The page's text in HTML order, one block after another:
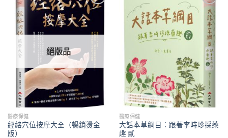
加入
望清
單」
絕版品
醫療保健
經絡穴位按摩大全（暢銷燙金
版）
加入
「願
望清
單」
醫療保健
大話本草綱目：跟著李時珍採藥
趣 貳